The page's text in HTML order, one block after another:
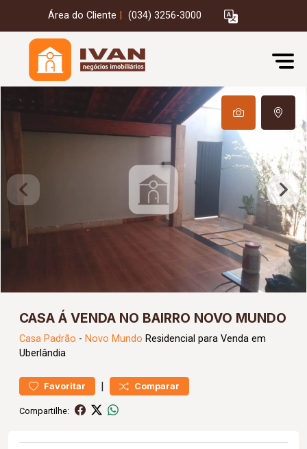
Área do Cliente (034) 3256-3000
CASA Á VENDA NO BAIRRO NOVO MUNDO
Casa Padrão - Novo Mundo Residencial para Venda em
Uberlândia
Favoritar | Comparar
Compartilhe: